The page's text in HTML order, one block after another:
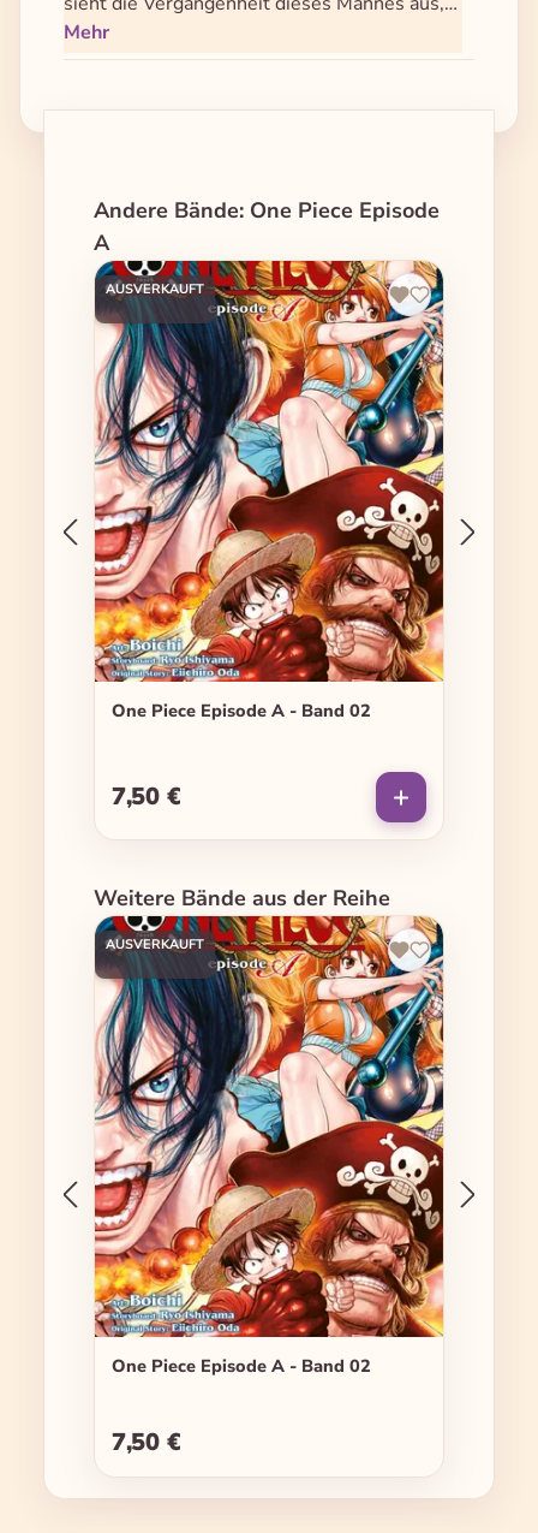
Mehr
Produktgalerie überspringen
Andere Bände: One Piece Episode
A
AUSVERKAUFT
One Piece Episode A - Band 02
Regulärer Preis:
7,50 €
Produktgalerie überspringen
Weitere Bände aus der Reihe
AUSVERKAUFT
One Piece Episode A - Band 02
Regulärer Preis:
7,50 €